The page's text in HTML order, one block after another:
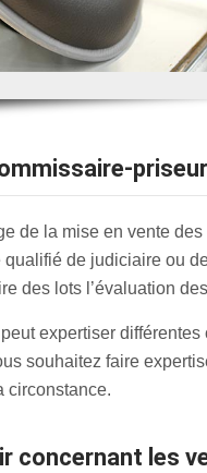
de la mise en vente
de judiciaire ou
des lots l’évaluation
expertiser
souhaitez faire
circonstance.
concernant les